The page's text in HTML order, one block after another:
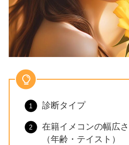
診断タイプ
在籍イメコンの幅広さ
（年齢・テイスト）